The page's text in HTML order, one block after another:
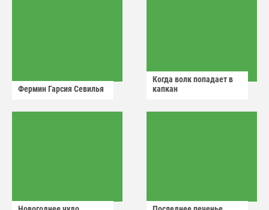
Фермин Гарсия Севилья
Когда волк попадает в
капкан